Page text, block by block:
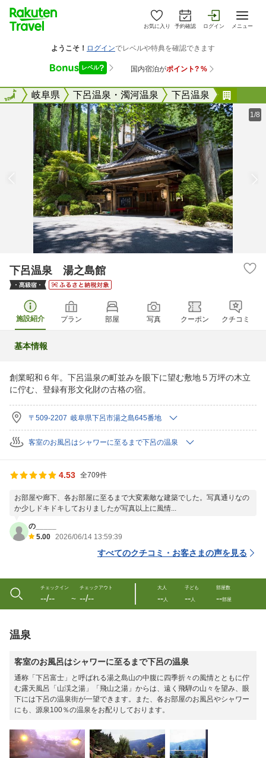
お気に入り 予約確認 ログイン メニュー
全国岐阜県 下呂温泉・濁河温泉 下呂温泉
全国
1/8
下呂温泉 湯之島館
施設紹介 プラン 部屋 写真 クーポン クチコミ
基本情報
創業昭和６年。下呂温泉の町並みを眼下に望む敷地５万坪の木立
に佇む、登録有形文化財の古格の宿。
〒509-2207 岐阜県下呂市湯之島645番地
客室のお風呂はシャワーに至るまで下呂の温泉
4.53 全709件
お部屋や廊下、各お部屋に至るまで大変素敵な建築でした。写真通りなの
か少しドキドキしておりましたが写真以上に風情...
の_____
5.00 2026/06/14 13:59:39
すべてのクチコミ・お客さまの声を見る
チェックイン
--/-- 〜
チェックアウト
--/--
大人
--人
子ども
--人
部屋数
--部屋
温泉
客室のお風呂はシャワーに至るまで下呂の温泉
通称「下呂富士」と呼ばれる湯之島山の中腹に四季折々の風情とともに佇
む露天風呂「山渓之湯」「飛山之湯」からは、遠く飛騨の山々を望み、眼
下には下呂の温泉街が一望できます。また、各お部屋のお風呂やシャワー
にも、源泉100％の温泉をお配りしております。